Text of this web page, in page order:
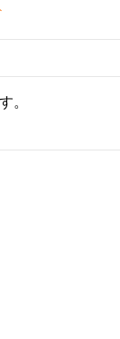
。